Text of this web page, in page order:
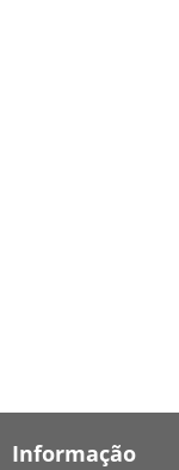
Informação